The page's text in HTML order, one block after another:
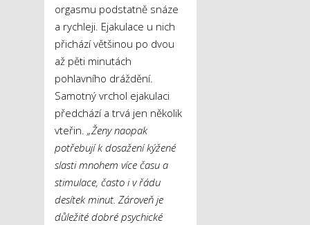
orgasmu podstatně snáze
a rychleji. Ejakulace u nich
přichází většinou po dvou
až pěti minutách
pohlavního dráždění.
Samotný vrchol ejakulaci
předchází a trvá jen několik
vteřin. „Ženy naopak
potřebují k dosažení kýžené
slasti mnohem více času a
stimulace, často i v řádu
desítek minut. Zároveň je
důležité dobré psychické